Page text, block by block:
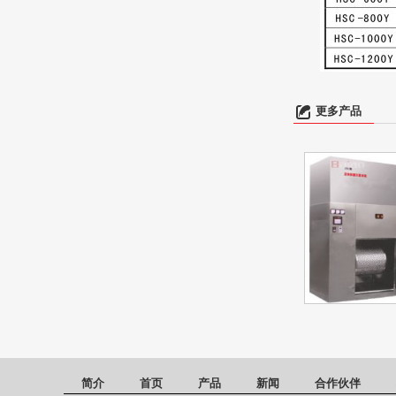
更多产品
简介 首页 产品 新闻 合作伙伴